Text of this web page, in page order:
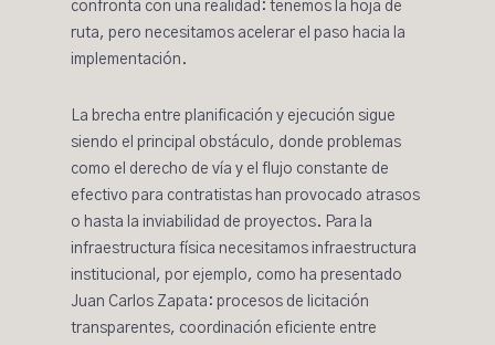
confronta con una realidad: tenemos la hoja de
ruta, pero necesitamos acelerar el paso hacia la
implementación.
La brecha entre planificación y ejecución sigue
siendo el principal obstáculo, donde problemas
como el derecho de vía y el flujo constante de
efectivo para contratistas han provocado atrasos
o hasta la inviabilidad de proyectos. Para la
infraestructura física necesitamos infraestructura
institucional, por ejemplo, como ha presentado
Juan Carlos Zapata : procesos de licitación
transparentes, coordinación eficiente entre